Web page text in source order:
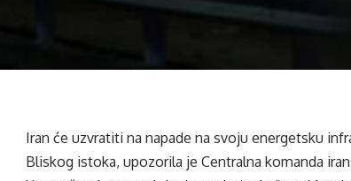
Iran će uzvratiti na napade na svoju energetsku
Bliskog istoka, upozorila je Centralna komanda